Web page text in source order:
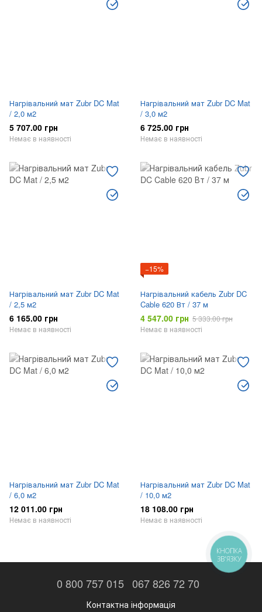
Нагрівальний мат Zubr DC Mat
/ 2,0 м2
5 707.00 грн
Немає в наявності
Нагрівальний мат Zubr DC Mat
/ 3,0 м2
6 725.00 грн
Немає в наявності
Нагрівальний мат Zubr DC Mat
/ 2,5 м2
6 165.00 грн
Немає в наявності
−15%
Нагрівальний кабель Zubr DC
Cable 620 Вт / 37 м
4 547.00 грн 5 333.00 грн
Немає в наявності
Нагрівальний мат Zubr DC Mat
/ 6,0 м2
12 011.00 грн
Немає в наявності
Нагрівальний мат Zubr DC Mat
/ 10,0 м2
18 108.00 грн
Немає в наявності
0 800 757 015 067 826 72 70
Контактна інформація
КНОПКА
ЗВ'ЯЗКУ